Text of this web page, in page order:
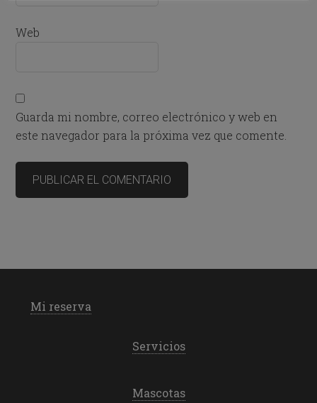
Web
Guarda mi nombre, correo electrónico y web en
este navegador para la próxima vez que comente.
Mi reserva
Servicios
Mascotas